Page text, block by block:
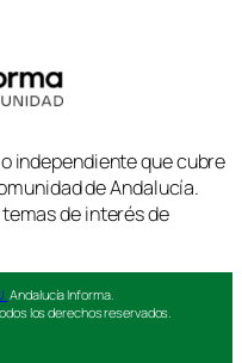
independiente que cubre
de Andalucía.
de interés de
Andalucía Informa.
los derechos reservados.